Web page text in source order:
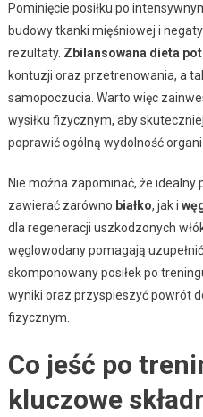
Pominięcie posiłku po
budowy tkanki mięśniowej i
rezultaty. Zbilansowana dieta
kontuzji oraz przetrenowania, a
samopoczucia. Warto więc
wysiłku fizycznym, aby
poprawić ogólną wydolność
Nie można zapominać, że idealny
zawierać zarówno białko, jak i
dla regeneracji uszkodzonych
węglowodany pomagają
skomponowany posiłek po
wyniki oraz przyspieszyć powrót
fizycznym.
Co jeść po
kluczowe